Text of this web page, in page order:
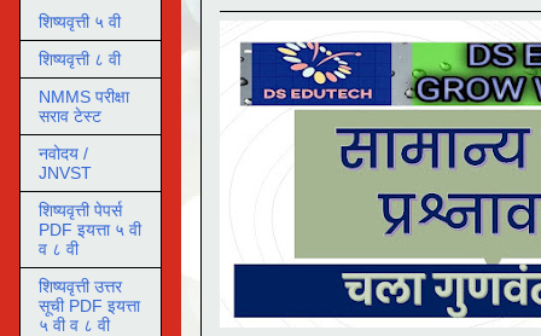
शिष्यवृत्ती ५ वी
शिष्यवृत्ती ८ वी
NMMS परीक्षा
सराव टेस्ट
नवोदय /
JNVST
शिष्यवृत्ती पेपर्स
PDF इयत्ता ५ वी
व ८ वी
शिष्यवृत्ती उत्तर
सूची PDF इयत्ता
५ वी व ८ वी